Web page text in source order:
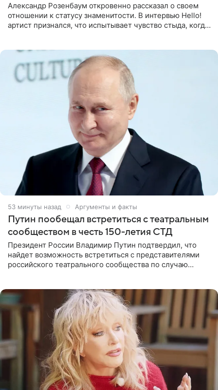
Александр Розенбаум откровенно рассказал о своем
отношении к статусу знаменитости. В интервью Hello!
артист признался, что испытывает чувство стыда, когда
53 минуты назад Аргументы и факты
Путин пообещал встретиться с театральным
сообществом в честь 150-летия СТД
Президент России Владимир Путин подтвердил, что
найдет возможность встретиться с представителями
российского театрального сообщества по случаю